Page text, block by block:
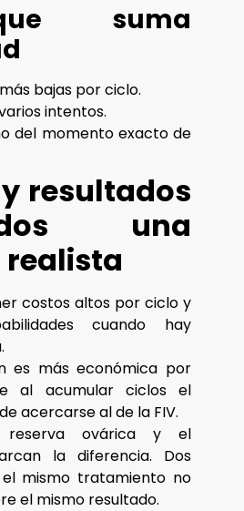
suma
bajas por ciclo.
intentos.
del momento exacto de
resultados
una
costos altos por ciclo y
cuando hay
es más económica por
al acumular ciclos el
acercarse al de la FIV.
ovárica y el
la diferencia. Dos
mismo tratamiento no
el mismo resultado.